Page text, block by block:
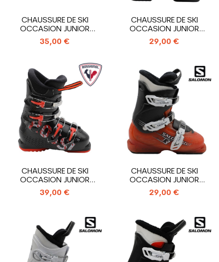
CHAUSSURE DE SKI
OCCASION JUNIOR
SALOMON T3 RT_3...
35,00 €
CHAUSSURE DE SKI
OCCASION JUNIOR
SALOMON T2 RT_2...
29,00 €
CHAUSSURE DE SKI
OCCASION JUNIOR
ROSSIGNOL COMP J4_4...
39,00 €
CHAUSSURE DE SKI
OCCASION JUNIOR
SALOMON T3_3
CROCHETS
29,00 €